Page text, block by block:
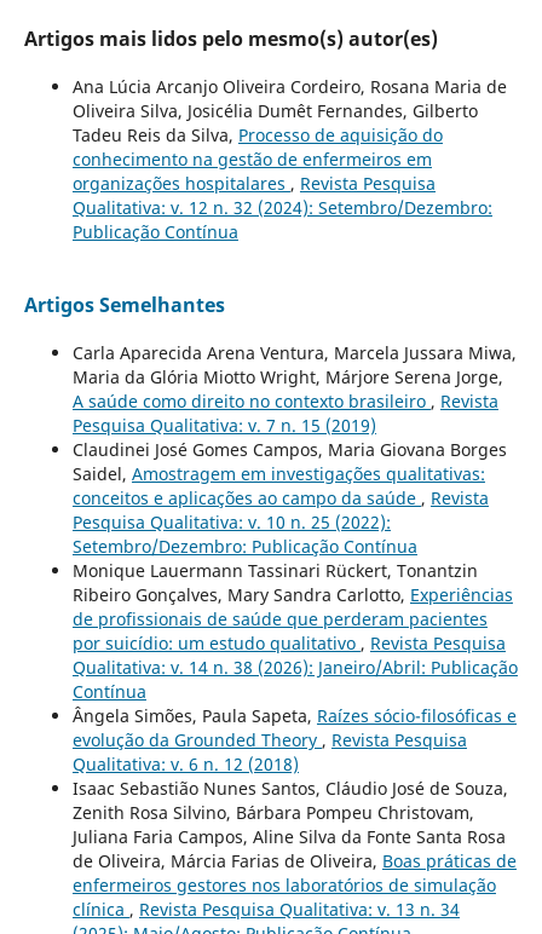
Artigos mais lidos pelo mesmo(s) autor(es)
Ana Lúcia Arcanjo Oliveira Cordeiro, Rosana Maria de
Oliveira Silva, Josicélia Dumêt Fernandes, Gilberto
Tadeu Reis da Silva, Processo de aquisição do
conhecimento na gestão de enfermeiros em
organizações hospitalares , Revista Pesquisa
Qualitativa: v. 12 n. 32 (2024): Setembro/Dezembro:
Publicação Contínua
Artigos Semelhantes
Carla Aparecida Arena Ventura, Marcela Jussara Miwa,
Maria da Glória Miotto Wright, Márjore Serena Jorge,
A saúde como direito no contexto brasileiro , Revista
Pesquisa Qualitativa: v. 7 n. 15 (2019)
Claudinei José Gomes Campos, Maria Giovana Borges
Saidel, Amostragem em investigações qualitativas:
conceitos e aplicações ao campo da saúde , Revista
Pesquisa Qualitativa: v. 10 n. 25 (2022):
Setembro/Dezembro: Publicação Contínua
Monique Lauermann Tassinari Rückert, Tonantzin
Ribeiro Gonçalves, Mary Sandra Carlotto, Experiências
de profissionais de saúde que perderam pacientes
por suicídio: um estudo qualitativo , Revista Pesquisa
Qualitativa: v. 14 n. 38 (2026): Janeiro/Abril: Publicação
Contínua
Ângela Simões, Paula Sapeta, Raízes sócio-filosóficas e
evolução da Grounded Theory , Revista Pesquisa
Qualitativa: v. 6 n. 12 (2018)
Isaac Sebastião Nunes Santos, Cláudio José de Souza,
Zenith Rosa Silvino, Bárbara Pompeu Christovam,
Juliana Faria Campos, Aline Silva da Fonte Santa Rosa
de Oliveira, Márcia Farias de Oliveira, Boas práticas de
enfermeiros gestores nos laboratórios de simulação
clínica , Revista Pesquisa Qualitativa: v. 13 n. 34